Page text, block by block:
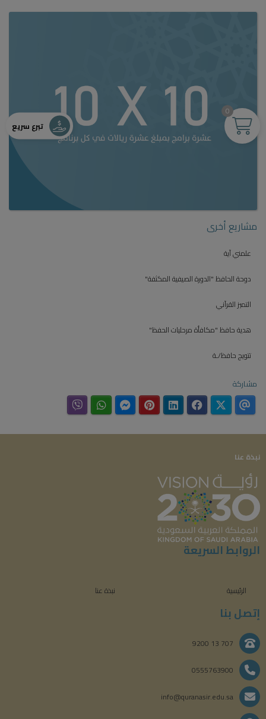
مشاريع أخرى
علمني آية
دوحة الحافظ "الدورة الصيفية المكثفة"
التميز القرآني
هدية حافظ "مكافأة مرحليات الحفظ"
تتويج حافظ/ـة
مشاركة
نبذة عنا
الروابط السريعة
الرئيسية نبذة عنا
إتصل بنا
707 13 9200
0555763900
info@quranasir.edu.sa
تبرع سريع
0